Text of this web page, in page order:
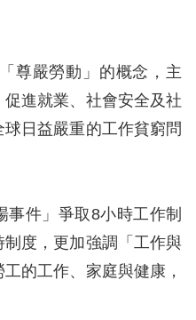
尊嚴勞動」的概念，主
進就業、社會安全及社
日益嚴重的工作貧窮問
件」爭取8小時工作制
度，更加強調「工作與
的工作、家庭與健康，